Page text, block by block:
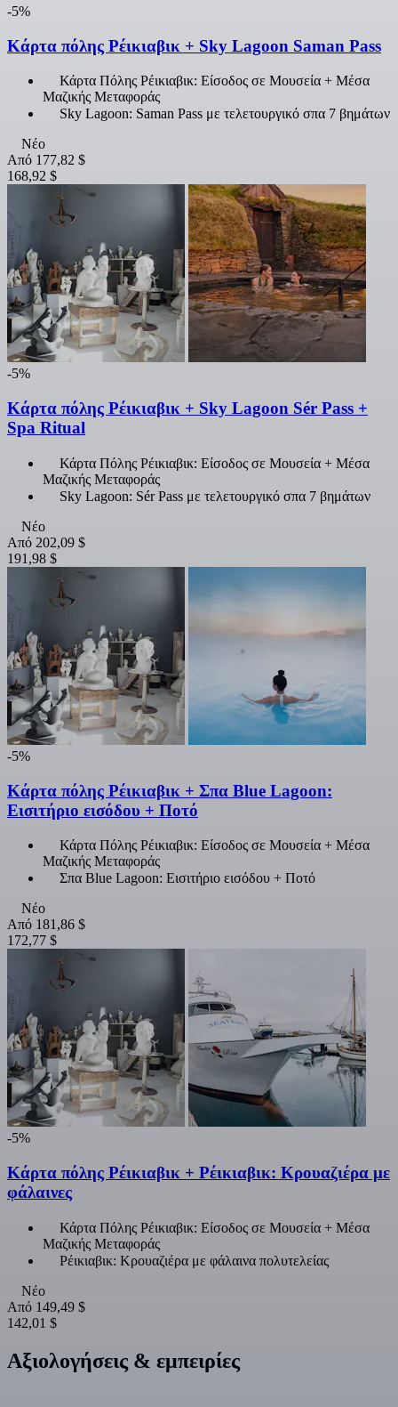
-5%
Κάρτα πόλης Ρέικιαβικ + Sky Lagoon Saman Pass
Κάρτα Πόλης Ρέικιαβικ: Είσοδος σε Μουσεία + Μέσα
Μαζικής Μεταφοράς
Sky Lagoon: Saman Pass με τελετουργικό σπα 7 βημάτων
Νέο
Από 177,82 $
168,92 $
-5%
Κάρτα πόλης Ρέικιαβικ + Sky Lagoon Sér Pass +
Spa Ritual
Κάρτα Πόλης Ρέικιαβικ: Είσοδος σε Μουσεία + Μέσα
Μαζικής Μεταφοράς
Sky Lagoon: Sér Pass με τελετουργικό σπα 7 βημάτων
Νέο
Από 202,09 $
191,98 $
-5%
Κάρτα πόλης Ρέικιαβικ + Σπα Blue Lagoon:
Εισιτήριο εισόδου + Ποτό
Κάρτα Πόλης Ρέικιαβικ: Είσοδος σε Μουσεία + Μέσα
Μαζικής Μεταφοράς
Σπα Blue Lagoon: Εισιτήριο εισόδου + Ποτό
Νέο
Από 181,86 $
172,77 $
-5%
Κάρτα πόλης Ρέικιαβικ + Ρέικιαβικ: Κρουαζιέρα με
φάλαινες
Κάρτα Πόλης Ρέικιαβικ: Είσοδος σε Μουσεία + Μέσα
Μαζικής Μεταφοράς
Ρέικιαβικ: Κρουαζιέρα με φάλαινα πολυτελείας
Νέο
Από 149,49 $
142,01 $
Αξιολογήσεις & εμπειρίες